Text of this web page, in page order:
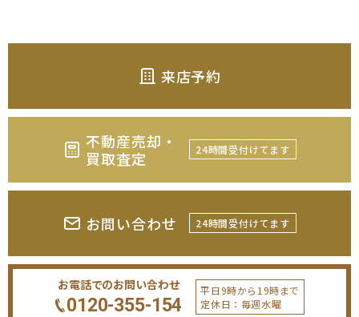
来店予約
不動産売却・
買取査定
24時間受付けてます
お問い合わせ 24時間受付けてます
お電話でのお問い合わせ
0120-355-154
平日9時から19時まで
定休日：毎週水曜